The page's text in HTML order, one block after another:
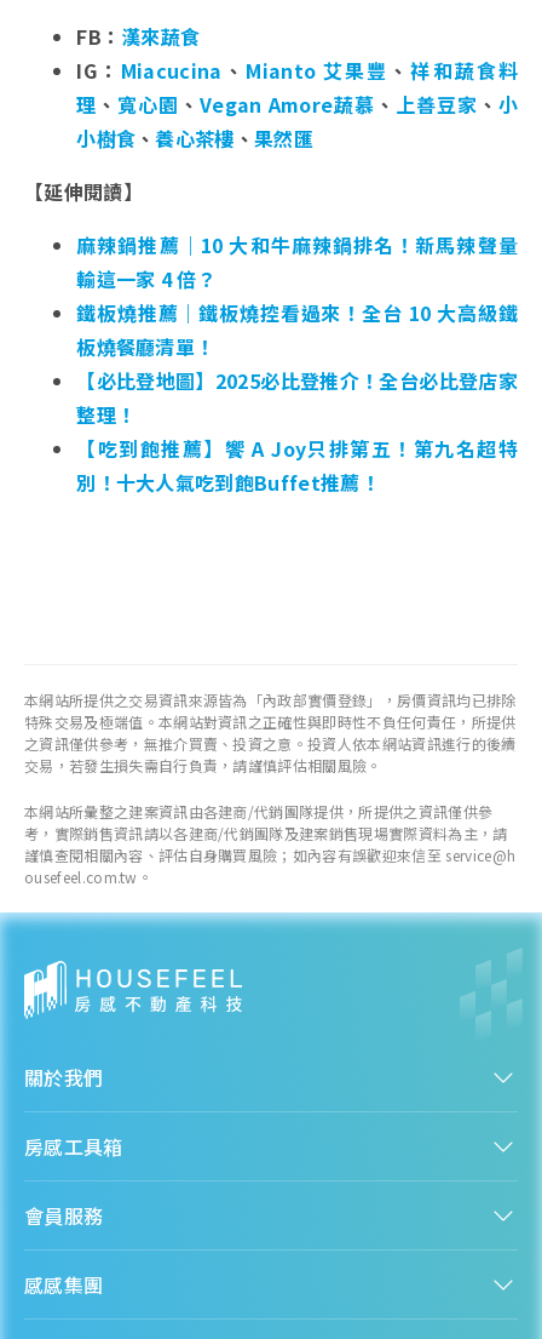
FB： 漢來蔬食
IG： Miacucina 、 Mianto 艾果豐 、祥和蔬食料
理 、 寬心園 、Vegan Amore蔬慕 、 上善豆家 、 小
小樹食 、養心茶樓 、果然匯
【延伸閱讀】
麻辣鍋推薦｜10 大和牛麻辣鍋排名！新馬辣聲量
輸這一家 4 倍？
鐵板燒推薦｜鐵板燒控看過來！全台 10 大高級鐵
板燒餐廳清單！
【必比登地圖】2025必比登推介！全台必比登店家
整理！
【吃到飽推薦】饗 A Joy只排第五！第九名超特
別！十大人氣吃到飽Buffet推薦！
本網站所提供之交易資訊來源皆為「內政部實價登錄」，房價資訊均已排除
特殊交易及極端值。本網站對資訊之正確性與即時性不負任何責任，所提供
之資訊僅供參考，無推介買賣、投資之意。投資人依本網站資訊進行的後續
交易，若發生損失需自行負責，請謹慎評估相關風險。
本網站所彙整之建案資訊由各建商/代銷團隊提供，所提供之資訊僅供參
考，實際銷售資訊請以各建商/代銷團隊及建案銷售現場實際資料為主，請
謹慎查閱相關內容、評估自身購買風險；如內容有誤歡迎來信至 service@h
ousefeel.com.tw。
關於我們
人才招募
隱私政策
資訊安全政策
聯絡我們
房感工具箱
購屋能力試算
熱門區域分析
房產知識庫
會員服務
會員專區
感感集團